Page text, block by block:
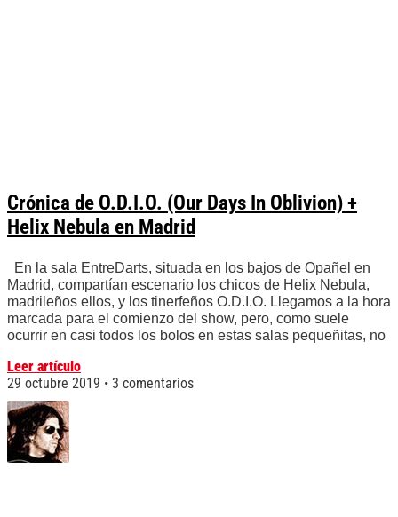
Crónica de O.D.I.O. (Our Days In Oblivion) +
Helix Nebula en Madrid
En la sala EntreDarts, situada en los bajos de Opañel en
Madrid, compartían escenario los chicos de Helix Nebula,
madrileños ellos, y los tinerfeños O.D.I.O. Llegamos a la hora
marcada para el comienzo del show, pero, como suele
ocurrir en casi todos los bolos en estas salas pequeñitas, no
Leer artículo
29 octubre 2019
3 comentarios